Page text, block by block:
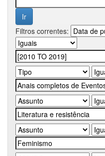
Filtros correntes: